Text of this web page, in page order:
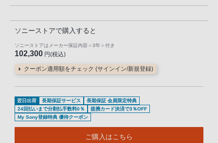
ソニーストアで購入すると
ソニーストアはメーカー保証内容 ＜3年＞ 付き
102,300 円(税込)
クーポン適用額をチェック (サインイン/新規登録)
翌日出荷 長期保証サービス
長期保証 会員限定特典
24回払いまで分割払手数料0％
提携カード決済で3％OFF
My Sony登録特典 優待クーポン
ご購入はこちら